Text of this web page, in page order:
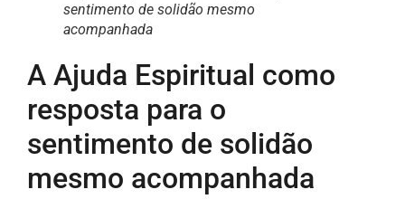
sentimento de solidão mesmo
acompanhada
A Ajuda Espiritual como
resposta para o
sentimento de solidão
mesmo acompanhada